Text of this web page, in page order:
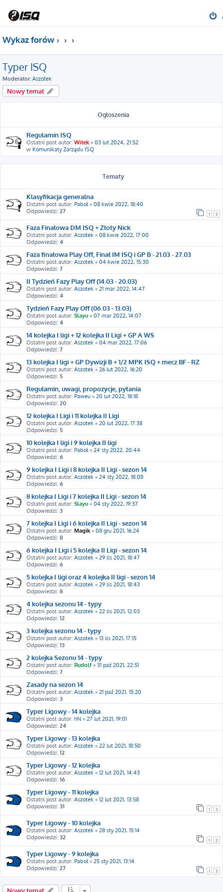
Wykaz forów
Typer ISQ
Moderator: Aszotek
Nowy temat
Ogłoszenia
Regulamin ISQ
Ostatni post autor: Witek « 03 lut 2024, 21:52
w Komunikaty Zarządu ISQ
Tematy
Klasyfikacja generalna
Ostatni post autor: Paboł « 08 kwie 2022, 18:40
Odpowiedzi: 27 1 2
Faza Finałowa DM ISQ + Złoty Nick
Ostatni post autor: Aszotek « 08 kwie 2022, 17:00
Odpowiedzi: 4
Faza finałowa Play Off, Finał IM ISQ i GP B - 21.03 - 27.03
Ostatni post autor: Aszotek « 04 kwie 2022, 15:30
Odpowiedzi: 7
II Tydzień Fazy Play Off (14.03 - 20.03)
Ostatni post autor: Aszotek « 21 mar 2022, 14:47
Odpowiedzi: 4
Tydzień Fazy Play Off (06.03 - 13.03)
Ostatni post autor: Slayu « 07 mar 2022, 14:07
Odpowiedzi: 4
14 kolejka I ligi + 12 kolejka II Ligi + GP A WS
Ostatni post autor: Aszotek « 04 mar 2022, 17:06
Odpowiedzi: 7
13 kolejka I ligi + GP Dywizji B + 1/2 MPK ISQ + mecz BF - RZ
Ostatni post autor: Aszotek « 26 lut 2022, 16:20
Odpowiedzi: 5
Regulamin, uwagi, propozycje, pytania
Ostatni post autor: Paweu « 20 lut 2022, 18:18
Odpowiedzi: 20
12 kolejka I Ligi i 11 kolejka II Ligi
Ostatni post autor: Aszotek « 20 lut 2022, 17:38
Odpowiedzi: 5
10 kolejka I ligi i 9 kolejka II ligi
Ostatni post autor: Paboł « 24 sty 2022, 20:44
Odpowiedzi: 6
9 kolejka I Ligi i 8 kolejka II Ligi - sezon 14
Ostatni post autor: Aszotek « 24 sty 2022, 18:08
Odpowiedzi: 6
8 kolejka I Ligi i 7 kolejka II Ligi - sezon 14
Ostatni post autor: Slayu « 04 sty 2022, 19:37
Odpowiedzi: 3
7 kolejka I Ligi i 6 kolejka II Ligi - sezon 14
Ostatni post autor: Magik « 08 gru 2021, 16:24
Odpowiedzi: 8
6 kolejka I Ligi i 5 kolejka II Ligi - sezon 14
Ostatni post autor: Aszotek « 29 lis 2021, 18:47
Odpowiedzi: 6
5 kolejka I ligi oraz 4 kolejka II ligi - sezon 14
Ostatni post autor: Aszotek « 29 lis 2021, 18:43
Odpowiedzi: 8
4 kolejka sezonu 14 - typy
Ostatni post autor: Aszotek « 22 lis 2021, 12:03
Odpowiedzi: 12
3 kolejka sezonu 14 - typy
Ostatni post autor: Aszotek « 13 lis 2021, 17:15
Odpowiedzi: 13
2 kolejka Sezonu 14 - typy
Ostatni post autor: Rudolf « 31 paź 2021, 22:51
Odpowiedzi: 7
Zasady na sezon 14
Ostatni post autor: Aszotek « 21 paź 2021, 15:20
Odpowiedzi: 3
Typer Ligowy - 14 kolejka
Ostatni post autor: hN « 27 lut 2021, 19:01
Odpowiedzi: 24
Typer Ligowy - 13 kolejka
Ostatni post autor: Aszotek « 22 lut 2021, 18:50
Odpowiedzi: 12
Typer Ligowy - 12 kolejka
Ostatni post autor: Aszotek « 12 lut 2021, 14:43
Odpowiedzi: 16
Typer Ligowy - 11 kolejka
Ostatni post autor: Aszotek « 12 lut 2021, 13:58
Odpowiedzi: 31 1 2
Typer Ligowy - 10 kolejka
Ostatni post autor: Aszotek « 28 sty 2021, 15:14
Odpowiedzi: 32 1 2
Typer Ligowy - 9 kolejka
Ostatni post autor: Paboł « 25 sty 2021, 13:14
Odpowiedzi: 27 1 2
Nowy temat